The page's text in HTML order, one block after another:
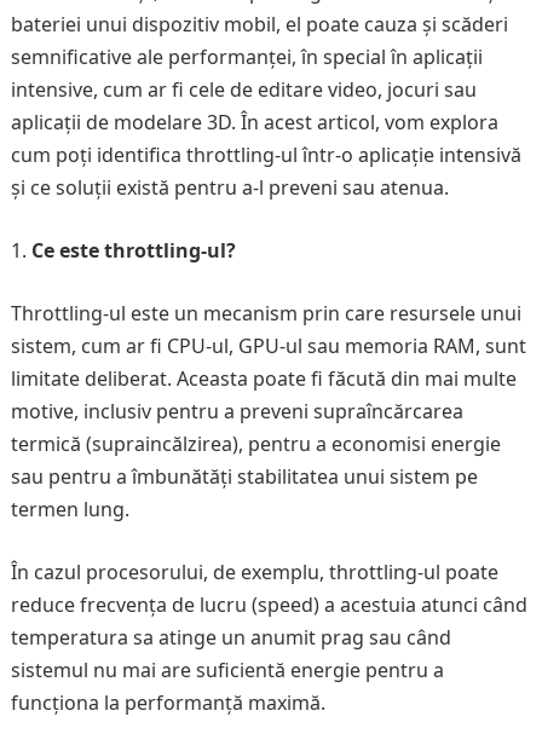
bateriei unui dispozitiv mobil, el poate cauza și scăderi
semnificative ale performanței, în special în aplicații
intensive, cum ar fi cele de editare video, jocuri sau
aplicații de modelare 3D. În acest articol, vom explora
cum poți identifica throttling-ul într-o aplicație intensivă
și ce soluții există pentru a-l preveni sau atenua.
Ce este throttling-ul?
Throttling-ul este un mecanism prin care resursele unui
sistem, cum ar fi CPU-ul, GPU-ul sau memoria RAM, sunt
limitate deliberat. Aceasta poate fi făcută din mai multe
motive, inclusiv pentru a preveni supraîncărcarea
termică (supraincălzirea), pentru a economisi energie
sau pentru a îmbunătăți stabilitatea unui sistem pe
termen lung.
În cazul procesorului, de exemplu, throttling-ul poate
reduce frecvența de lucru (speed) a acestuia atunci când
temperatura sa atinge un anumit prag sau când
sistemul nu mai are suficientă energie pentru a
funcționa la performanță maximă.